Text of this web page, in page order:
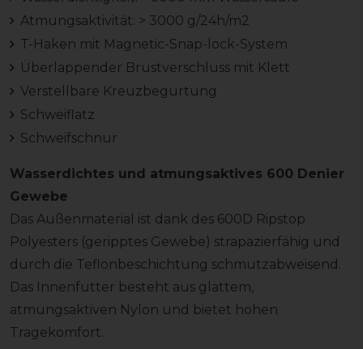
Atmungsaktivität: > 3000 g/24h/m2
T-Haken mit Magnetic-Snap-lock-System
Überlappender Brustverschluss mit Klett
Verstellbare Kreuzbegurtung
Schweiflatz
Schweifschnur
Wasserdichtes und atmungsaktives 600 Denier
Gewebe
Das Außenmaterial ist dank des 600D Ripstop
Polyesters (geripptes Gewebe) strapazierfähig und
durch die Teflonbeschichtung schmutzabweisend.
Das Innenfutter besteht aus glattem,
atmungsaktiven Nylon und bietet hohen
Tragekomfort.